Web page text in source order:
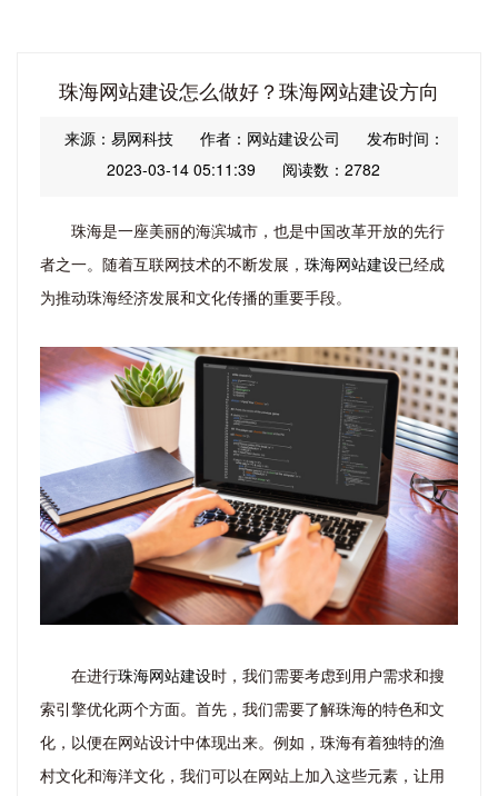
珠海网站建设怎么做好？珠海网站建设方向
来源：易网科技 作者：网站建设公司
发布时间：
2023-03-14 05:11:39
阅读数：2782
珠海是一座美丽的海滨城市，也是中国改革开放的先行
者之一。随着互联网技术的不断发展， 珠海网站建设已经成
为推动珠海经济发展和文化传播的重要手段。
在进行珠海网站建设时，我们需要考虑到用户需求和搜
索引擎优化两个方面。首先，我们需要了解珠海的特色和文
化，以便在网站设计中体现出来。例如，珠海有着独特的渔
村文化和海洋文化，我们可以在网站上加入这些元素，让用